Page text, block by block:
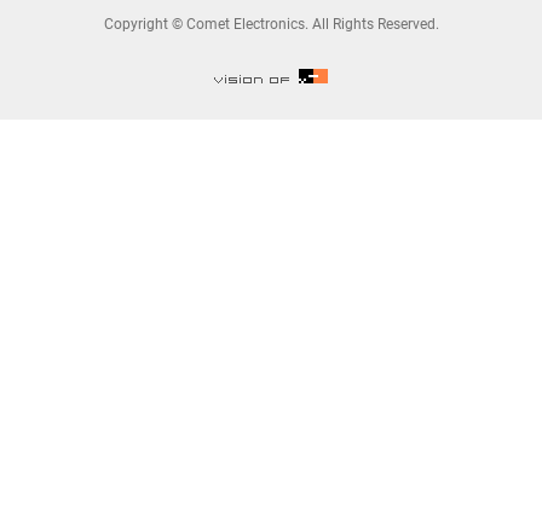
Copyright © Comet Electronics. All Rights Reserved.